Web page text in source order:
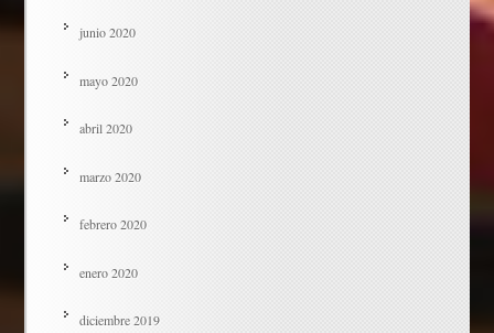
junio 2020
mayo 2020
abril 2020
marzo 2020
febrero 2020
enero 2020
diciembre 2019